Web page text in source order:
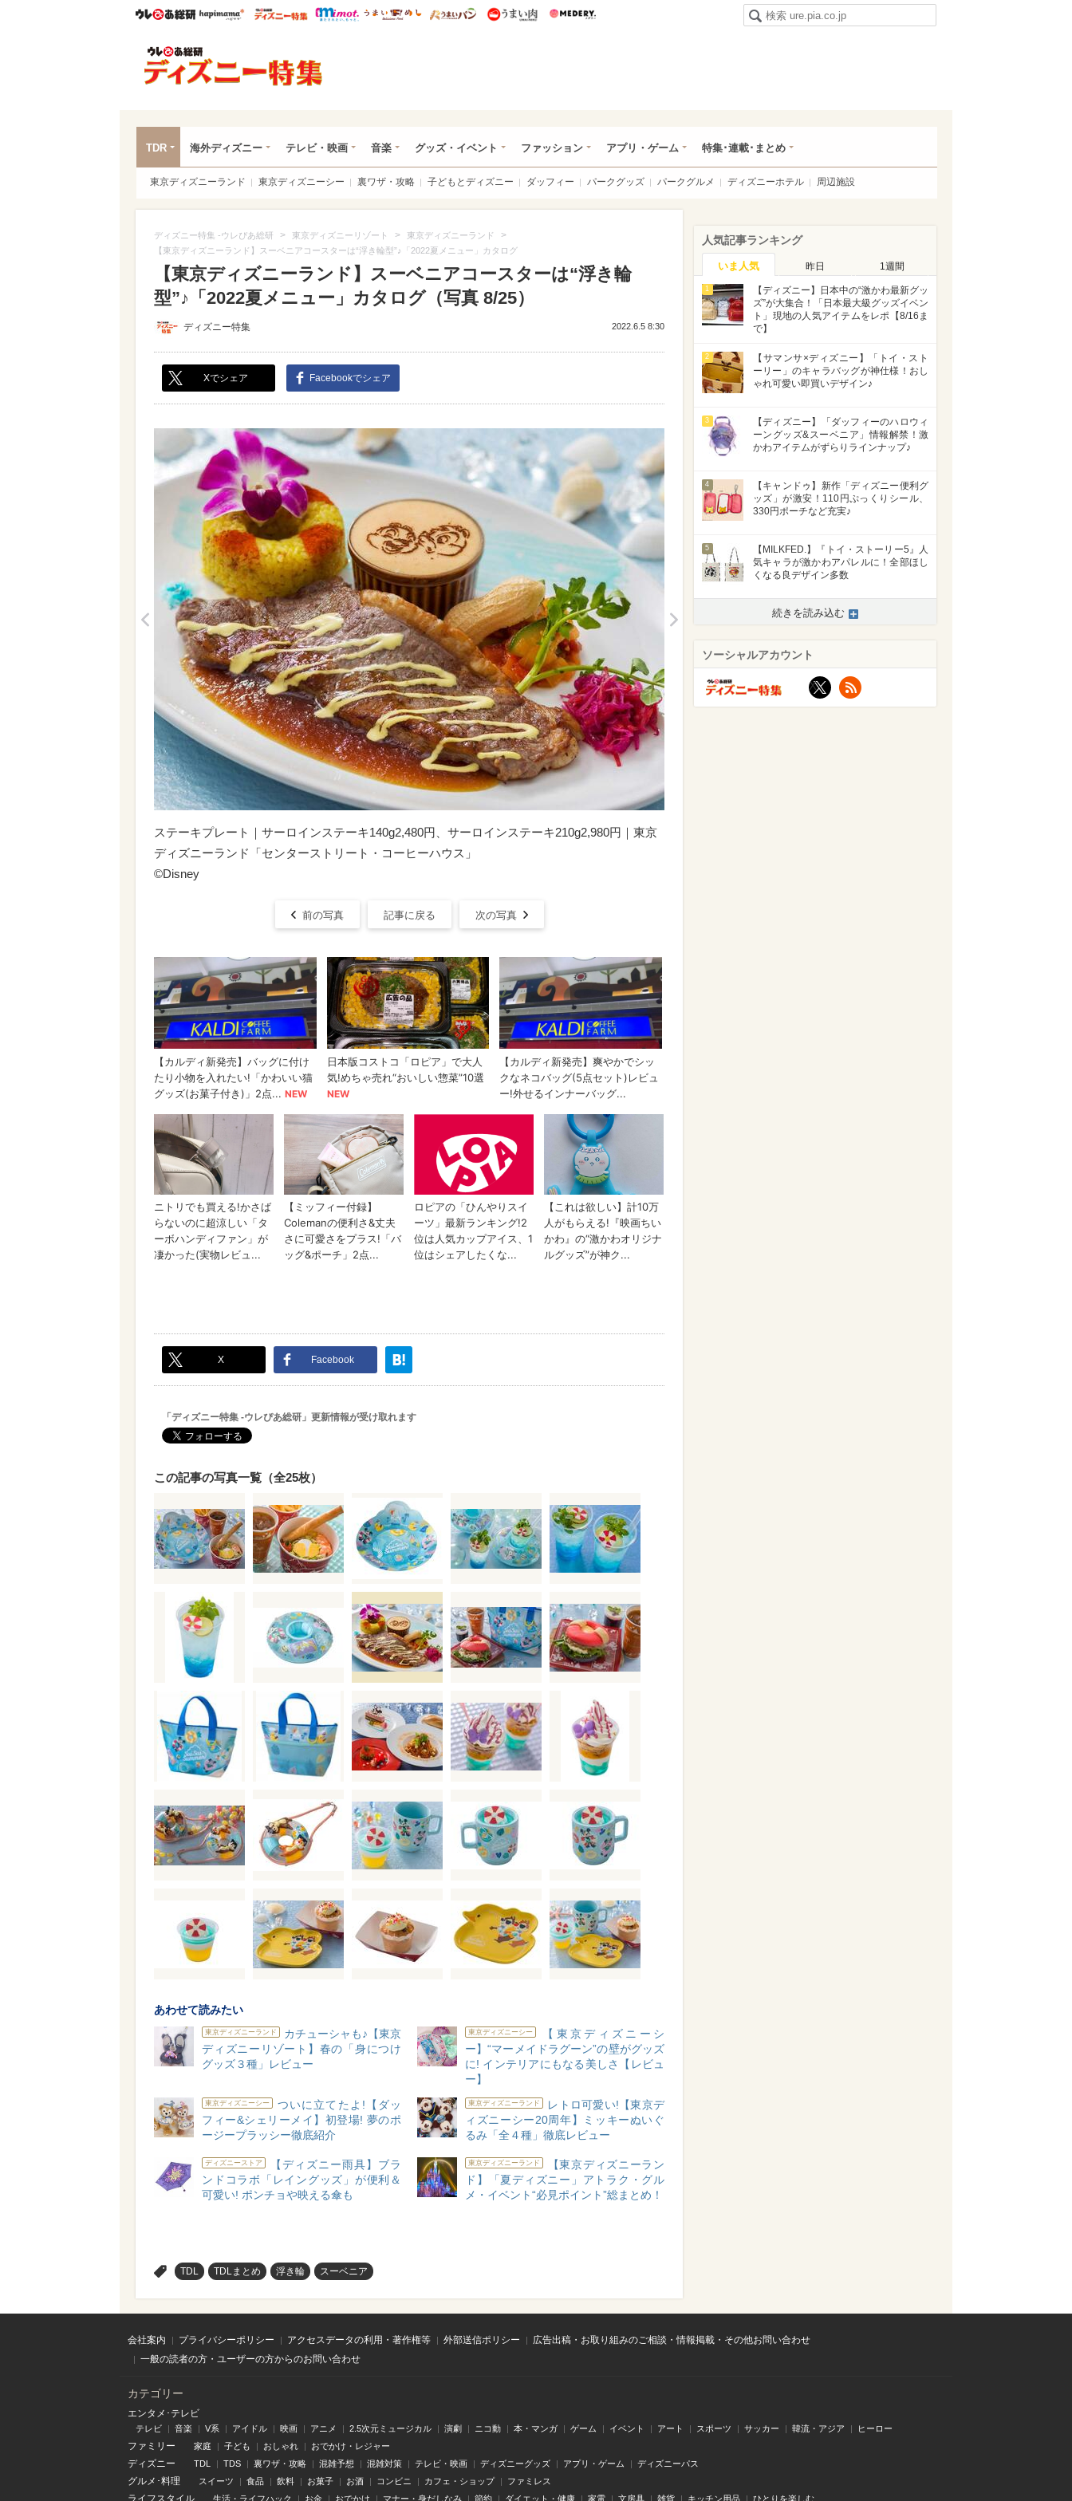
ウレぴあ総研ハピママ* ウレぴあ総研 ディズニー特集
mimot. うまいめし うまいパン うまい肉
TDR 海外ディズニー テレビ・映画 音楽 グッズ・イベント ファッション アプリ・ゲーム 特集･連載･まとめ
東京ディズニーランド 東京ディズニーシー 裏ワザ・攻略 子どもとディズニー ダッフィー パークグッズ パークグルメ ディズニーホテル 周辺施設
ディズニー特集 -ウレぴあ総研 > 東京ディズニーリゾート > 東京ディズニーランド >
【東京ディズニーランド】スーベニアコースターは“浮き輪型”♪「2022夏メニュー」カタログ
【東京ディズニーランド】スーベニアコースターは“浮き輪
型”♪「2022夏メニュー」カタログ（写真 8/25）
ディズニー特集 2022.6.5 8:30
Xでシェア Facebookでシェア
ステーキプレート｜サーロインステーキ140g2,480円、サーロインステーキ210g2,980円｜東京
ディズニーランド「センターストリート・コーヒーハウス」
©︎Disney
前の写真 記事に戻る 次の写真
X Facebook
「ディズニー特集 -ウレぴあ総研」更新情報が受け取れます
この記事の写真一覧（全25枚）
あわせて読みたい
東京ディズニーランド
カチューシャも♪【東京
ディズニーリゾート】春の「身につけ
グッズ３種」レビュー
東京ディズニーシー
【東京ディズニーシ
ー】“マーメイドラグーン”の壁がグッズ
に! インテリアにもなる美しさ【レビュ
ー】
東京ディズニーシー
ついに立てたよ!【ダッ
フィー&シェリーメイ】初登場! 夢のポ
ージープラッシー徹底紹介
東京ディズニーランド
レトロ可愛い!【東京デ
ィズニーシー20周年】ミッキーぬいぐ
るみ「全４種」徹底レビュー
ディズニーストア
【ディズニー雨具】ブラ
ンドコラボ「レイングッズ」が便利＆
可愛い! ポンチョや映える傘も
東京ディズニーランド
【東京ディズニーラン
ド】「夏ディズニー」アトラク・グル
メ・イベント“必見ポイント”総まとめ！
TDL TDLまとめ 浮き輪 スーベニア
人気記事ランキング
いま人気 昨日 1週間
1
【ディズニー】日本中の“激かわ最新グッ
ズ”が大集合！「日本最大級グッズイベン
ト」現地の人気アイテムをレポ【8/16ま
で】
2
【サマンサ×ディズニー】「トイ・スト
ーリー」のキャラバッグが神仕様！おし
ゃれ可愛い即買いデザイン♪
3
【ディズニー】「ダッフィーのハロウィ
ーングッズ&スーベニア」情報解禁！激
かわアイテムがずらりラインナップ♪
4
【キャンドゥ】新作「ディズニー便利グ
ッズ」が激安！110円ぷっくりシール、
330円ポーチなど充実♪
5
【MILKFED.】『トイ・ストーリー5』人
気キャラが激かわアパレルに！全部ほし
くなる良デザイン多数
続きを読み込む
ソーシャルアカウント
X
会社案内 プライバシーポリシー アクセスデータの利用・著作権等 外部送信ポリシー
広告出稿・お取り組みのご相談・情報掲載・その他お問い合わせ
一般の読者の方・ユーザーの方からのお問い合わせ
カテゴリー
エンタメ･テレビ
テレビ 音楽 V系 アイドル 映画 アニメ 2.5次元ミュージカル 演劇 ニコ動 本・マンガ ゲーム イベント アート スポーツ サッカー 韓流・アジア ヒーロー
ファミリー 家庭 子ども おしゃれ おでかけ・レジャー
ディズニー TDL TDS 裏ワザ・攻略 混雑予想 混雑対策 テレビ・映画 ディズニーグッズ アプリ・ゲーム ディズニーパス
グルメ･料理 スイーツ 食品 飲料 お菓子 お酒 コンビニ カフェ・ショップ ファミレス
ライフスタイル 生活・ライフハック お金 おでかけ マナー・身だしなみ 節約 ダイエット・健康 家電 文房具 雑貨 キッチン用品 ひとりを楽しむ